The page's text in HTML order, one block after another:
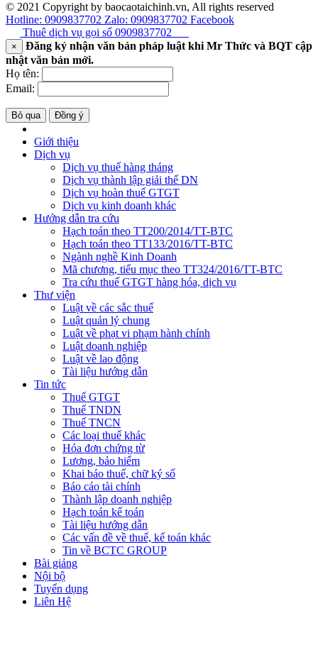
© 2021 Copyright by baocaotaichinh.vn, All rights reserved
Hotline: 0909837702 Zalo: 0909837702 Facebook
Thuê dịch vụ gọi số 0909837702
×
Đăng ký nhận văn bản pháp luật khi Mr Thức và BQT cập
nhật văn bản mới.
Họ tên:
Email:
Bỏ qua Đồng ý
Giới thiệu
Dịch vụ
Dịch vụ thuế hàng tháng
Dịch vụ thành lập giải thể DN
Dịch vụ hoàn thuế GTGT
Dịch vụ kinh doanh khác
Hướng dẫn tra cứu
Hạch toán theo TT200/2014/TT-BTC
Hạch toán theo TT133/2016/TT-BTC
Ngành nghề Kinh Doanh
Mã chương, tiểu mục theo TT324/2016/TT-BTC
Tra cứu thuế GTGT hàng hóa, dịch vụ
Thư viện
Luật về các sắc thuế
Luật quản lý chung
Luật về phạt vi phạm hành chính
Luật doanh nghiệp
Luật về lao động
Tài liệu hướng dẫn
Tin tức
Thuế GTGT
Thuế TNDN
Thuế TNCN
Các loại thuế khác
Hóa đơn chứng từ
Lương, bảo hiểm
Khai báo thuế, chữ ký số
Báo cáo tài chính
Thành lập doanh nghiệp
Hạch toán kế toán
Tài liệu hướng dẫn
Các vấn đề về thuế, kế toán khác
Tin về BCTC GROUP
Bài giảng
Nội bộ
Tuyển dụng
Liên Hệ